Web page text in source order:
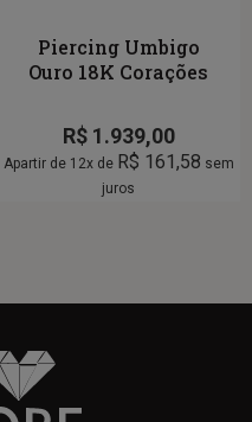
Piercing Umbigo
Ouro 18K Corações
R$1.939,00
Apartir de 12x de R$ 161,58 sem
juros